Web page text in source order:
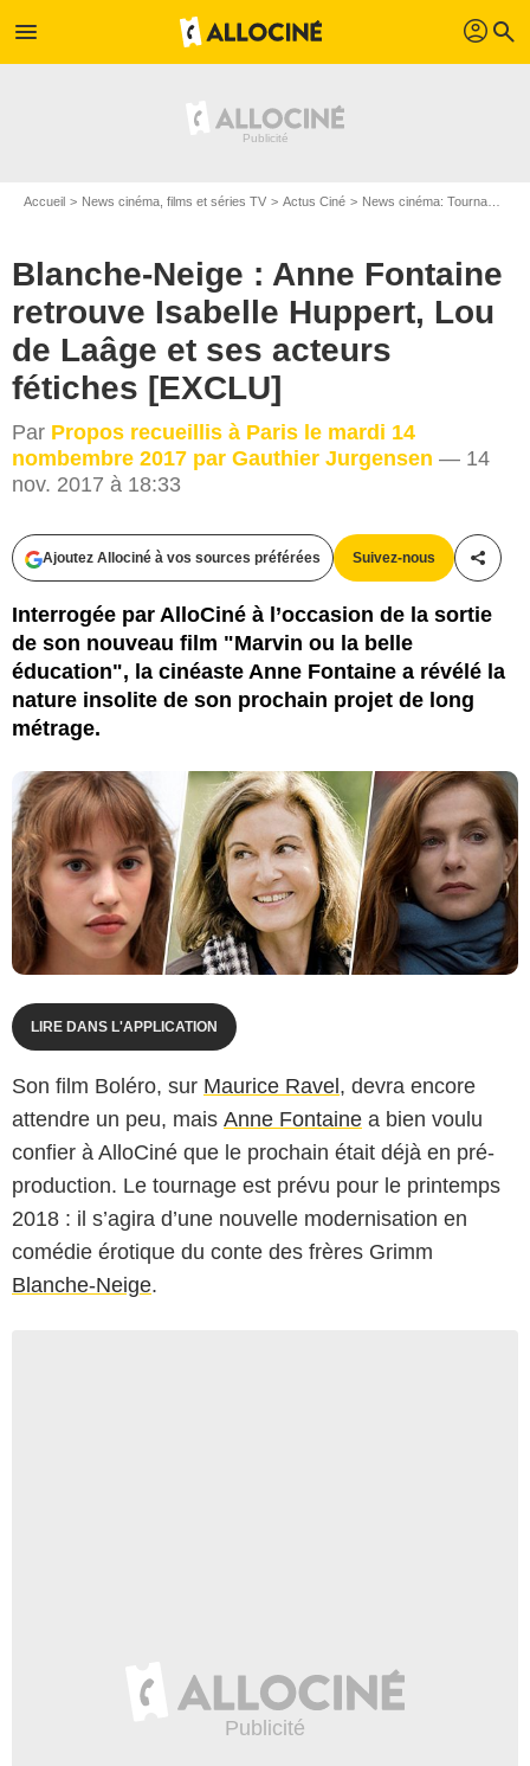
menu profil search
Accueil News cinéma, films et séries TV Actus Ciné News cinéma: Tournages
Blanche-Neige : Anne Fontaine
retrouve Isabelle Huppert, Lou
de Laâge et ses acteurs
fétiches [EXCLU]
Par Propos recueillis à Paris le mardi 14
nombembre 2017 par Gauthier Jurgensen — 14
nov. 2017 à 18:33
Ajoutez Allociné à vos sources préférées Suivez-nous
Interrogée par AlloCiné à l’occasion de la sortie
de son nouveau film "Marvin ou la belle
éducation", la cinéaste Anne Fontaine a révélé la
nature insolite de son prochain projet de long
métrage.
Jérôme Prébois / Albertine Productions - Ciné-@ - Gaumont - Cinéfrance 1888
Productions, Twenty Twenty Vision Filmproduktion, France
LIRE DANS L'APPLICATION
Son film Boléro, sur Maurice Ravel, devra encore
attendre un peu, mais Anne Fontaine a bien voulu
confier à AlloCiné que le prochain était déjà en pré-
production. Le tournage est prévu pour le printemps
2018 : il s’agira d’une nouvelle modernisation en
comédie érotique du conte des frères Grimm
Blanche-Neige.